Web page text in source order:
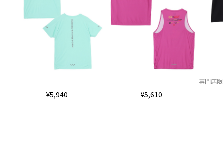
¥5,940 ¥5,610
専門店